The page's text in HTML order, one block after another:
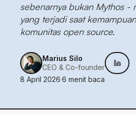
sebenarnya bukan Mythos -
yang terjadi saat
komunitas open source.
Marius Silo
CEO & Co-founder
8 April 2026·6 menit baca